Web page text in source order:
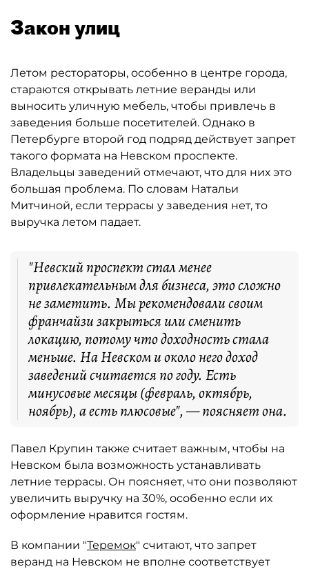
Закон улиц
Летом рестораторы, особенно в центре города,
стараются открывать летние веранды или
выносить уличную мебель, чтобы привлечь в
заведения больше посетителей. Однако в
Петербурге второй год подряд действует запрет
такого формата на Невском проспекте.
Владельцы заведений отмечают, что для них это
большая проблема. По словам Натальи
Митчиной, если террасы у заведения нет, то
выручка летом падает.
"Невский проспект стал менее
привлекательным для бизнеса, это сложно
не заметить. Мы рекомендовали своим
франчайзи закрыться или сменить
локацию, потому что доходность стала
меньше. На Невском и около него доход
заведений считается по году. Есть
минусовые месяцы (февраль, октябрь,
ноябрь), а есть плюсовые", — поясняет она.
Павел Крупин также считает важным, чтобы на
Невском была возможность устанавливать
летние террасы. Он поясняет, что они позволяют
увеличить выручку на 30%, особенно если их
оформление нравится гостям.
В компании "Теремок" считают, что запрет
веранд на Невском не вполне соответствует